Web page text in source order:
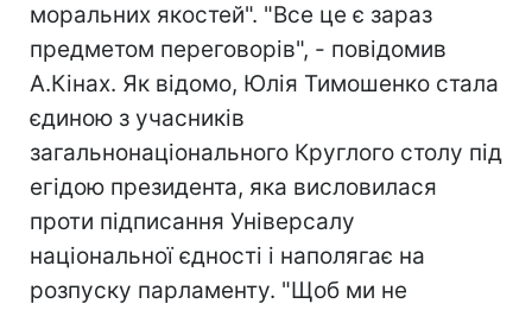
моральних якостей". "Все це є зараз
предметом переговорів", - повідомив
А.Кінах. Як відомо, Юлія Тимошенко стала
єдиною з учасників
загальнонаціонального Круглого столу під
егідою президента, яка висловилася
проти підписання Універсалу
національної єдності і наполягає на
розпуску парламенту. "Щоб ми не